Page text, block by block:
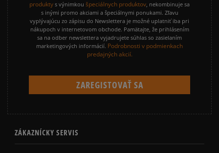
produkty s výnimkou špeciálnych produktov, nekombinuje sa
s inými promo akciami a špeciálnymi ponukami. Zľavu
vyplývajúcu zo zápisu do Newslettera je možné uplatniť iba pri
nákupoch v internetovom obchode. Pamätajte, že prihlásením
sa na odber newslettera vyjadrujete súhlas so zasielaním
marketingových informácií. Podrobnosti v podmienkach
predajných akcií.
ZÁKAZNÍCKY SERVIS